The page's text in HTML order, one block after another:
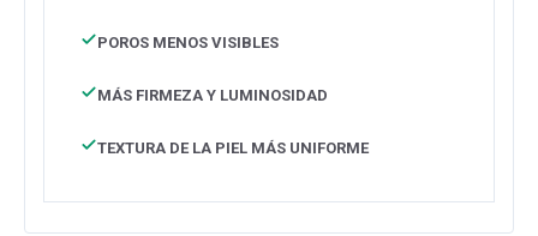
POROS MENOS VISIBLES
MÁS FIRMEZA Y LUMINOSIDAD
TEXTURA DE LA PIEL MÁS UNIFORME